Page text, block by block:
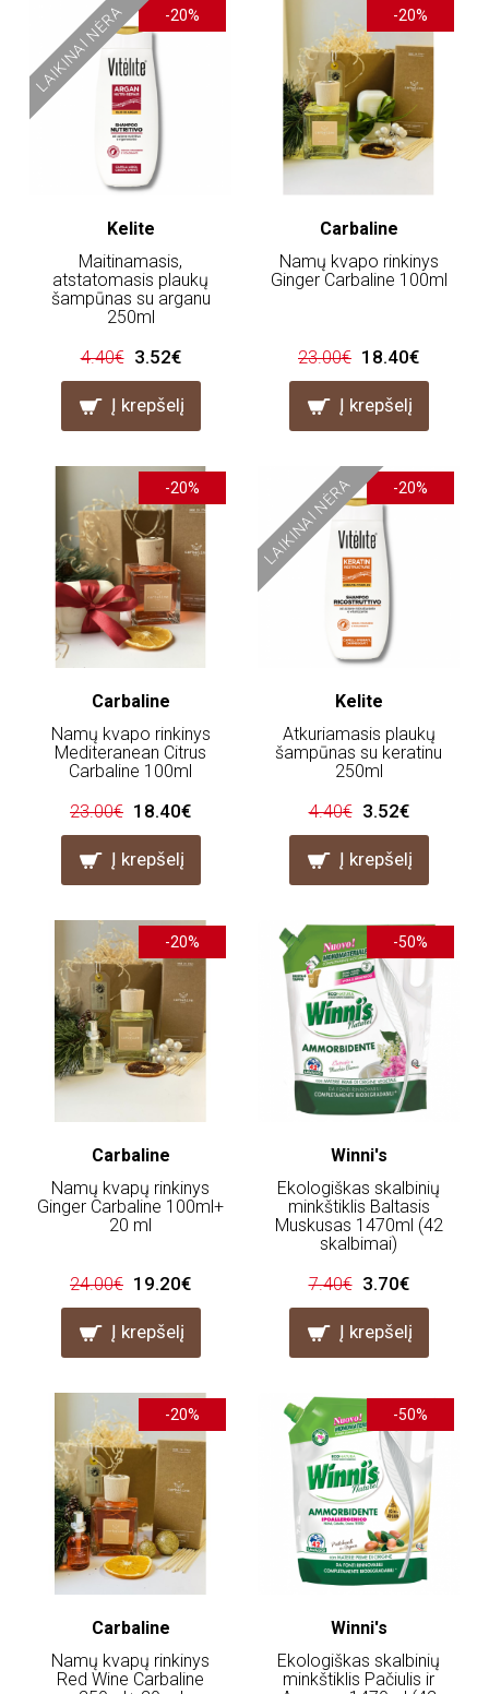
-20%
LAIKINAI NĖRA
Kelite
Maitinamasis,
atstatomasis plaukų
šampūnas su arganu
250ml
4.40€ 3.52€
Į krepšelį
-20%
Carbaline
Namų kvapo rinkinys
Ginger Carbaline 100ml
23.00€ 18.40€
Į krepšelį
-20%
Carbaline
Namų kvapo rinkinys
Mediteranean Citrus
Carbaline 100ml
23.00€ 18.40€
Į krepšelį
-20%
LAIKINAI NĖRA
Kelite
Atkuriamasis plaukų
šampūnas su keratinu
250ml
4.40€ 3.52€
Į krepšelį
-20%
Carbaline
Namų kvapų rinkinys
Ginger Carbaline 100ml+
20 ml
24.00€ 19.20€
Į krepšelį
-50%
Winni's
Ekologiškas skalbinių
minkštiklis Baltasis
Muskusas 1470ml (42
skalbimai)
7.40€ 3.70€
Į krepšelį
-20%
Carbaline
Namų kvapų rinkinys
Red Wine Carbaline
-50%
Winni's
Ekologiškas skalbinių
minkštiklis Pačiulis ir